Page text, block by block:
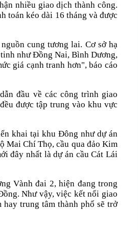
nhiều giao dịch thành công.
toán kéo dài 16 tháng và được
cung tương lai. Cơ sở hạ
như Đồng Nai, Bình Dương,
giá cạnh tranh hơn", báo cáo
đầu về các công trình giao
được tập trung vào khu vực
khai tại khu Đông như dự án
Mai Chí Thọ, cầu qua đảo Kim
đây nhất là dự án cầu Cát Lái
Vành đai 2, hiện đang trong
Như vậy, việc kết nối giao
trung tâm thành phố sẽ trở